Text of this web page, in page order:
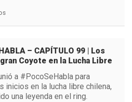
– CAPÍTULO 99 | Los
Coyote en la Lucha Libre
a #PocoSeHabla para
inicios en la lucha libre chilena,
una leyenda en el ring.